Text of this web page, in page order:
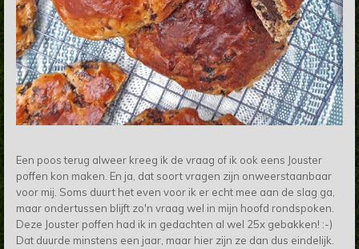
Een poos terug alweer kreeg ik de vraag of ik ook eens Jouster
poffen kon maken. En ja, dat soort vragen zijn onweerstaanbaar
voor mij. Soms duurt het even voor ik er echt mee aan de slag ga,
maar ondertussen blijft zo'n vraag wel in mijn hoofd rondspoken.
Deze Jouster poffen had ik in gedachten al wel 25x gebakken! :-)
Dat duurde minstens een jaar, maar hier zijn ze dan dus eindelijk.